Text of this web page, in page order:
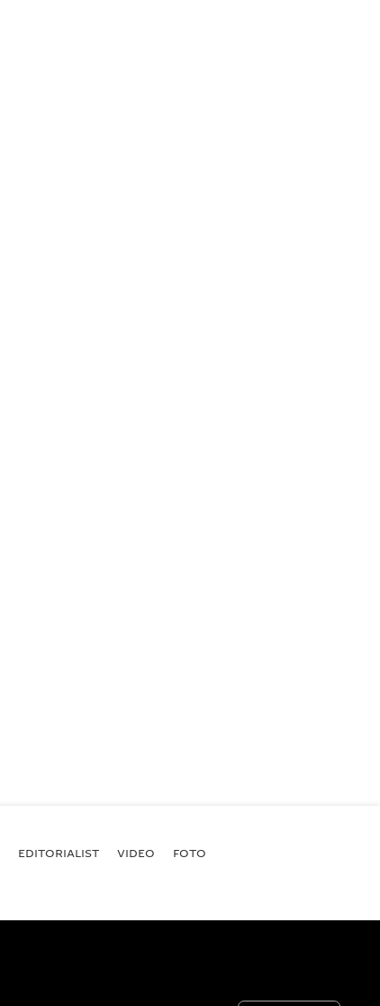
EDITORIALIST VIDEO FOTO